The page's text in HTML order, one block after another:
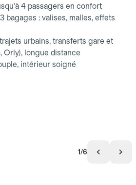
4 passagers en confort
bagages : valises, malles, effets
urbains, transferts gare et
Orly), longue distance
intérieur soigné
1/6